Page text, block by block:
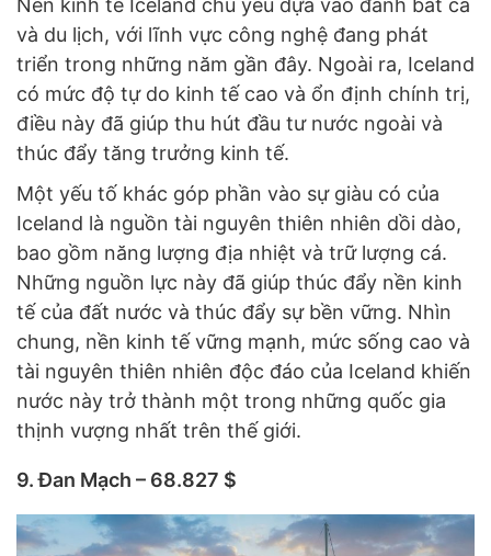
Nền kinh tế Iceland chủ yếu dựa vào đánh bắt cá
và du lịch, với lĩnh vực công nghệ đang phát
triển trong những năm gần đây. Ngoài ra, Iceland
có mức độ tự do kinh tế cao và ổn định chính trị,
điều này đã giúp thu hút đầu tư nước ngoài và
thúc đẩy tăng trưởng kinh tế.
Một yếu tố khác góp phần vào sự giàu có của
Iceland là nguồn tài nguyên thiên nhiên dồi dào,
bao gồm năng lượng địa nhiệt và trữ lượng cá.
Những nguồn lực này đã giúp thúc đẩy nền kinh
tế của đất nước và thúc đẩy sự bền vững. Nhìn
chung, nền kinh tế vững mạnh, mức sống cao và
tài nguyên thiên nhiên độc đáo của Iceland khiến
nước này trở thành một trong những quốc gia
thịnh vượng nhất trên thế giới.
9. Đan Mạch – 68.827 $